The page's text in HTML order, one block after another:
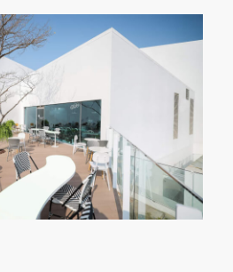
又老又窮標籤的南方大城，
。